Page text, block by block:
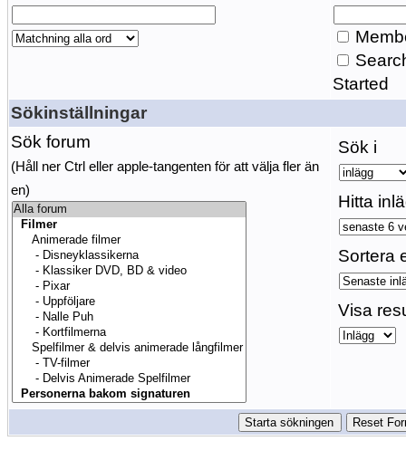
Started
Sökinställningar
Sök forum
(Håll ner Ctrl eller apple-tangenten för att välja fler än
en)
Sök i
Hitta
Sortera
Visa